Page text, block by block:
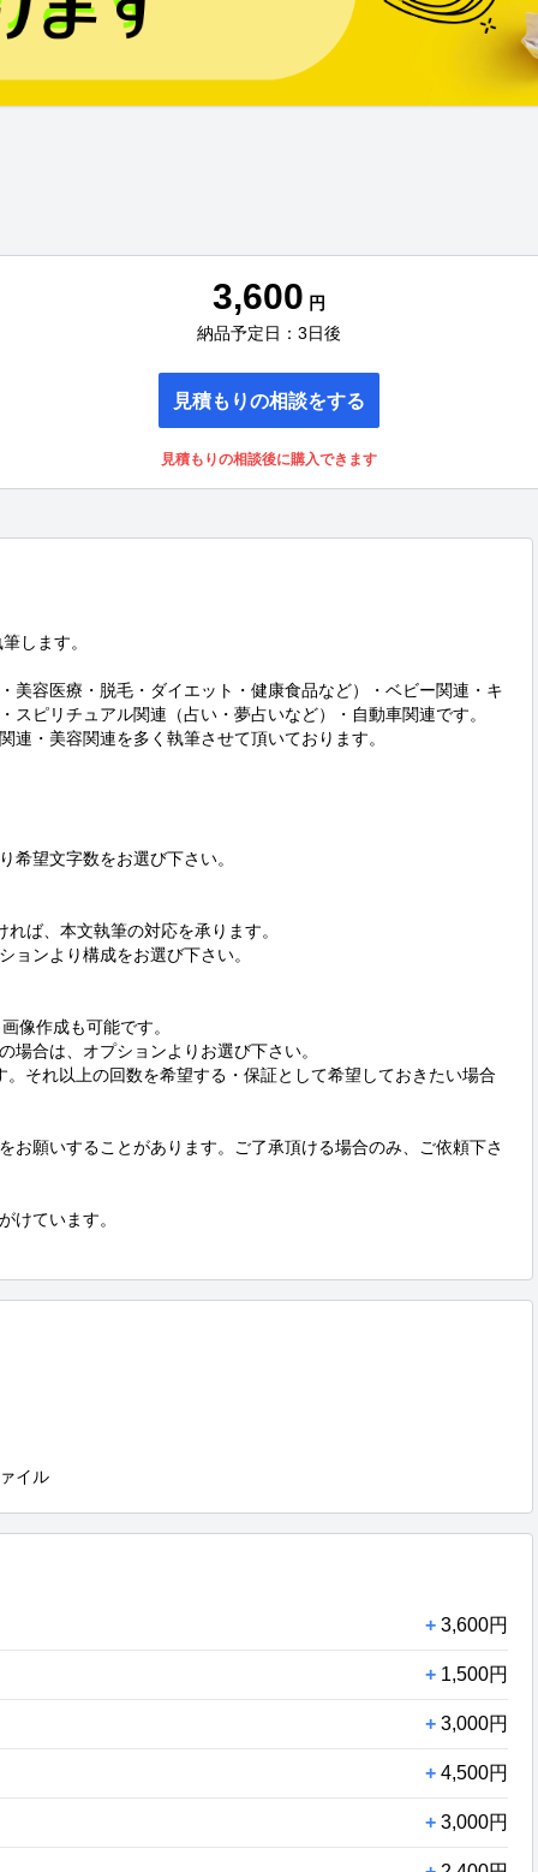
3,600 円
納品予定日：3日後
見積もりの相談をする
見積もりの相談後に購入できます
します。
美容医療・脱毛・ダイエット・健康食品など）・ベビー関連・キ
スピリチュアル関連（占い・夢占いなど）・自動車関連です。
連・美容関連を多く執筆させて頂いております。
希望文字数をお選び下さい。
ば、本文執筆の対応を承ります。
ョンより構成をお選び下さい。
像作成も可能です。
合は、オプションよりお選び下さい。
それ以上の回数を希望する・保証として希望しておきたい場合
願いすることがあります。ご了承頂ける場合のみ、ご依頼下さ
けています。
イル
+ 3,600円
+ 1,500円
+ 3,000円
+ 4,500円
+ 3,000円